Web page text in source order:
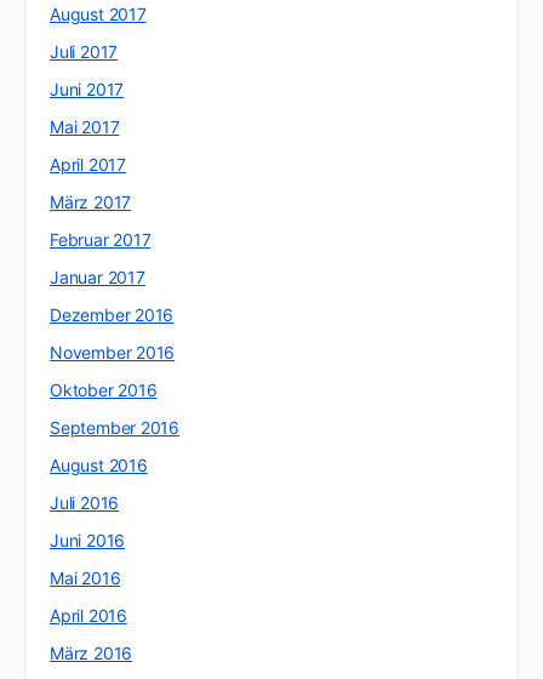
August 2017
Juli 2017
Juni 2017
Mai 2017
April 2017
März 2017
Februar 2017
Januar 2017
Dezember 2016
November 2016
Oktober 2016
September 2016
August 2016
Juli 2016
Juni 2016
Mai 2016
April 2016
März 2016